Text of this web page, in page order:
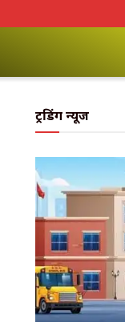
ट्रेंडिंग न्यूज